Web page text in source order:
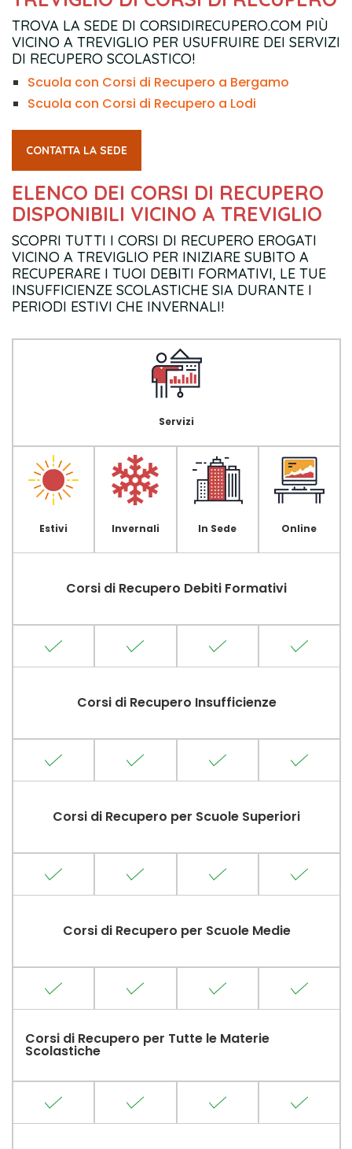
TROVA LA SEDE DI CORSIDIRECUPERO.COM PIÙ
VICINO A TREVIGLIO PER USUFRUIRE DEI SERVIZI
DI RECUPERO SCOLASTICO!
Scuola con Corsi di Recupero a Bergamo
Scuola con Corsi di Recupero a Lodi
CONTATTA LA SEDE
ELENCO DEI CORSI DI RECUPERO
DISPONIBILI VICINO A TREVIGLIO
SCOPRI TUTTI I CORSI DI RECUPERO EROGATI
VICINO A TREVIGLIO PER INIZIARE SUBITO A
RECUPERARE I TUOI DEBITI FORMATIVI, LE TUE
INSUFFICIENZE SCOLASTICHE SIA DURANTE I
PERIODI ESTIVI CHE INVERNALI!
Servizi
Estivi Invernali In Sede Online
Corsi di Recupero Debiti Formativi
Corsi di Recupero Insufficienze
Corsi di Recupero per Scuole Superiori
Corsi di Recupero per Scuole Medie
Corsi di Recupero per Tutte le Materie
Scolastiche